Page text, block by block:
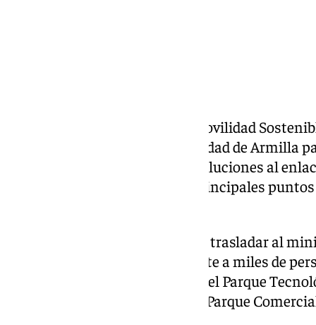
El ministro de Transportes y Movilidad
pasado jueves 14 de mayo la ciudad de Armilla
Gobierno municipal posibles soluciones al
Ríos con la GR-30, uno de los principales
La visita institucional permitió trasladar al
problema que afecta diariamente a miles de
hacia Armilla, Granada capital, el Parque
comercial Nevada Shopping, el Parque